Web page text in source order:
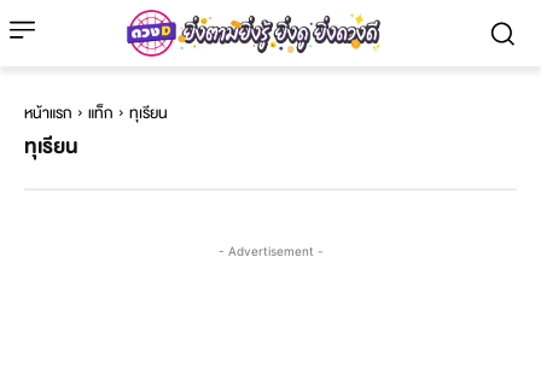
หน้าแรก แท็ก ทุเรียน
ทุเรียน
- Advertisement -